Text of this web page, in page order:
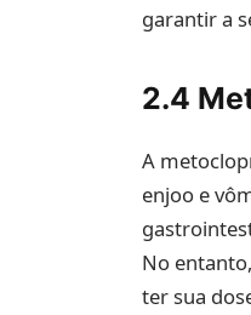
garantir a
2.4
A
enjoo e
No
ter sua